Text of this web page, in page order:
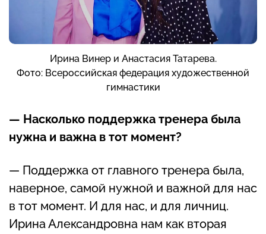
Ирина Винер и Анастасия Татарева.
Фото: Всероссийская федерация художественной
гимнастики
— Насколько поддержка тренера была
нужна и важна в тот момент?
— Поддержка от главного тренера была,
наверное, самой нужной и важной для нас
в тот момент. И для нас, и для личниц.
Ирина Александровна нам как вторая